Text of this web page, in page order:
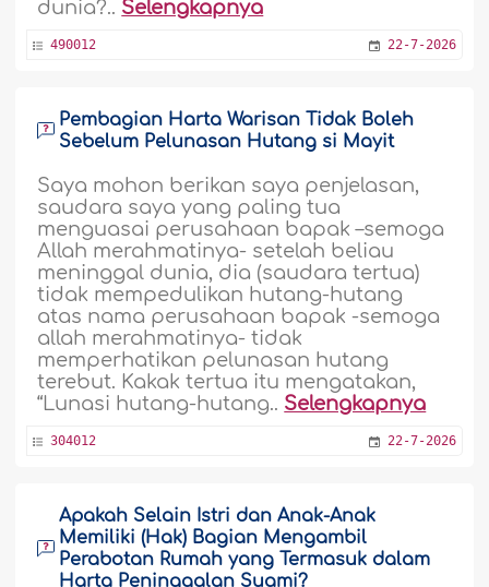
dunia?.. Selengkapnya
490012 22-7-2026
Pembagian Harta Warisan Tidak Boleh
Sebelum Pelunasan Hutang si Mayit
Saya mohon berikan saya penjelasan,
saudara saya yang paling tua
menguasai perusahaan bapak –semoga
Allah merahmatinya- setelah beliau
meninggal dunia, dia (saudara tertua)
tidak mempedulikan hutang-hutang
atas nama perusahaan bapak -semoga
allah merahmatinya- tidak
memperhatikan pelunasan hutang
terebut. Kakak tertua itu mengatakan,
“Lunasi hutang-hutang.. Selengkapnya
304012 22-7-2026
Apakah Selain Istri dan Anak-Anak
Memiliki (Hak) Bagian Mengambil
Perabotan Rumah yang Termasuk dalam
Harta Peninggalan Suami?